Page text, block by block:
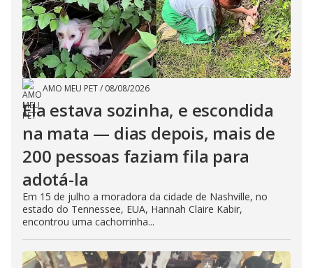
AMO MEU PET/ 08/08/2026
Ela estava sozinha, e escondida
na mata — dias depois, mais de
200 pessoas faziam fila para
adotá-la
Em 15 de julho a moradora da cidade de Nashville, no
estado do Tennessee, EUA, Hannah Claire Kabir,
encontrou uma cachorrinha...